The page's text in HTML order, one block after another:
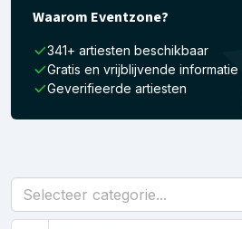
Waarom Eventzone?
341+ artiesten beschikbaar
Gratis en vrijblijvende informatie
Geverifieerde artiesten
Selecteer categorie...